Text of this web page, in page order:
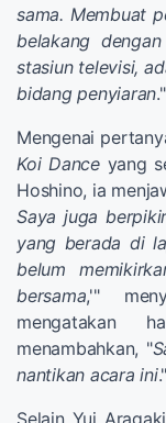
sama. Membuat
belakang
stasiun televisi,
bidang penyiaran."
Mengenai
Koi Danceyang
Hoshino, ia
Saya juga
yang berada di
belum
bersama,'"
mengatakan
menambahkan, "
nantikan acara ini."
Selain Yui